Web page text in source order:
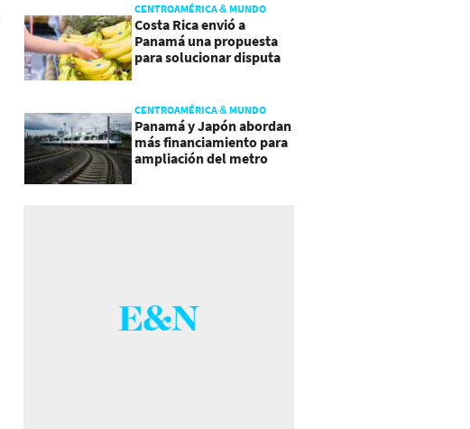
CENTROAMÉRICA & MUNDO
Costa Rica envió a
Panamá una propuesta
para solucionar disputa
CENTROAMÉRICA & MUNDO
Panamá y Japón abordan
más financiamiento para
ampliación del metro